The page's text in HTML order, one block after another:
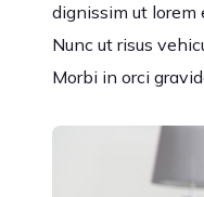
dignissim ut lorem
Nunc ut risus
Morbi in orci